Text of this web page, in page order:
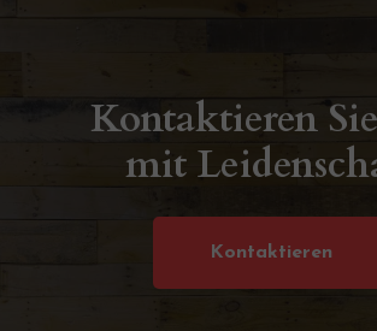
Kontaktieren
mit
Kontaktieren